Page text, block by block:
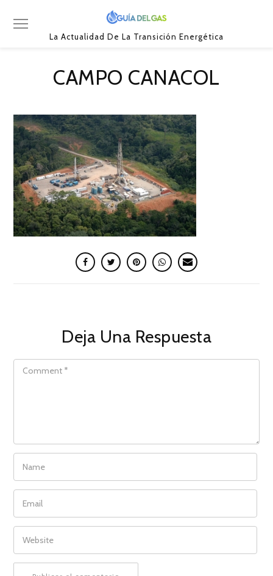
La Actualidad De La Transición Energética
CAMPO CANACOL
Deja Una Respuesta
COMMENT
NAME
EMAIL
WEBSITE